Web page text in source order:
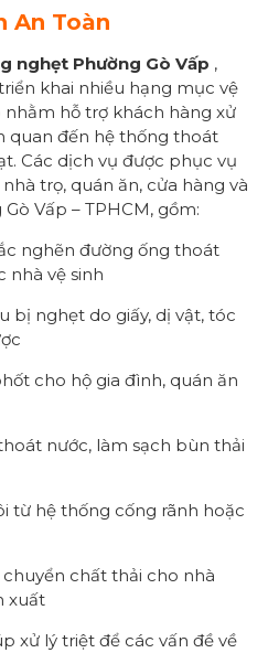
An Toàn
nghẹt Phường Gò Vấp ,
khai nhiều hạng mục vệ
hỗ trợ khách hàng xử
quan đến hệ thống thoát
Các dịch vụ được phục vụ
trọ, quán ăn, cửa hàng và
Vấp – TPHCM, gồm:
nghẽn đường ống thoát
nhà vệ sinh
bị nghẹt do giấy, dị vật, tóc
cho hộ gia đình, quán ăn
nước, làm sạch bùn thải
từ hệ thống cống rãnh hoặc
chất thải cho nhà
xuất
xử lý triệt để các vấn đề về